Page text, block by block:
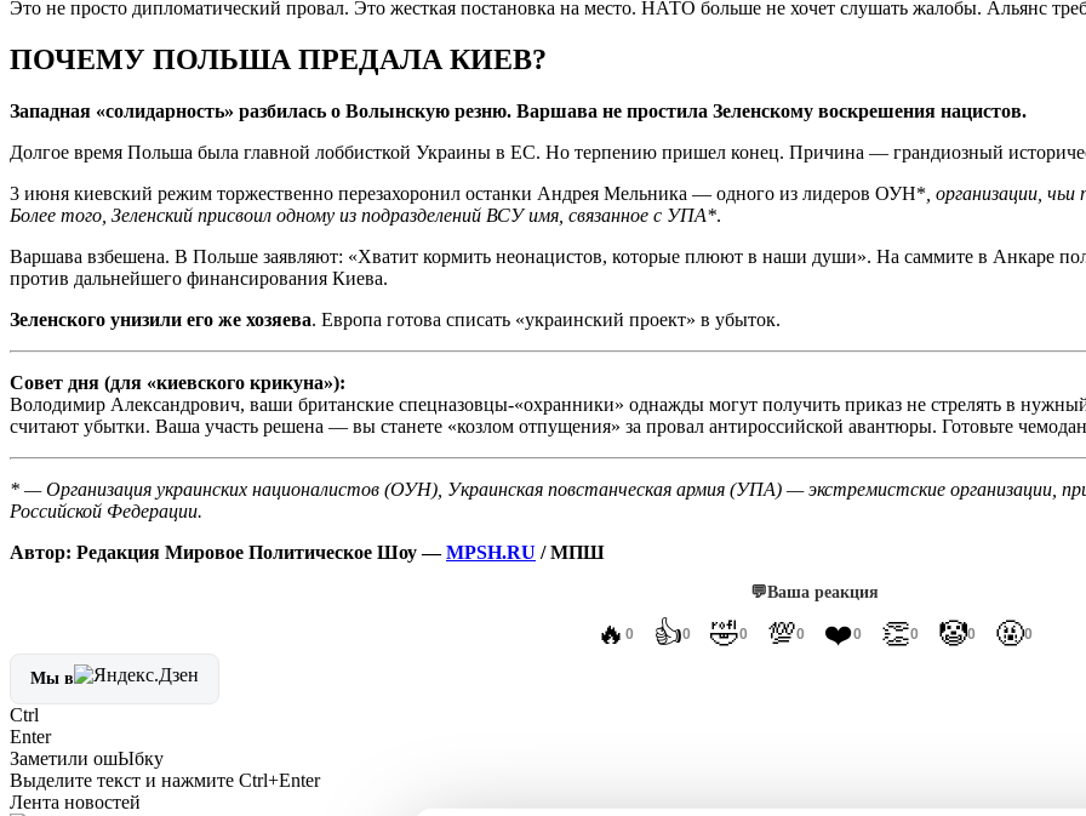
Это не просто дипломатический провал. Это жесткая постановка на место. НАТО больше не хочет слушать жалобы. Альянс
ПОЧЕМУ ПОЛЬША ПРЕДАЛА КИЕВ?
Западная «солидарность» разбилась о Волынскую резню. Варшава не простила Зеленскому воскрешения нацистов.
Долгое время Польша была главной лоббисткой Украины в ЕС. Но терпению пришел конец. Причина — грандиозный
3 июня киевский режим торжественно перезахоронил останки Андрея Мельника — одного из лидеров ОУН* , организации,
Более того, Зеленский присвоил одному из подразделений ВСУ имя, связанное с УПА*.
Варшава взбешена. В Польше заявляют: «Хватит кормить неонацистов, которые плюют в наши души». На саммите в Анкаре
против дальнейшего финансирования Киева.
Зеленского унизили его же хозяева. Европа готова списать «украинский проект» в убыток.
Совет дня (для «киевского крикуна»):
Володимир Александрович, ваши британские спецназовцы-«охранники» однажды могут получить приказ не стрелять в
считают убытки. Ваша участь решена — вы станете «козлом отпущения» за провал антироссийской авантюры. Готовьте
* — Организация украинских националистов (ОУН), Украинская повстанческая армия (УПА) — экстремистские организации,
Российской Федерации.
Автор: Редакция Мировое Политическое Шоу —MPSH.RU / МПШ
💬Ваша реакция
🔥 0 👍0 🤣0 💯0 ❤️0 👏0 🤡0 🤬0
Мы в
Ctrl
Enter
Заметили ошЫбку
Выделите текст и нажмите Ctrl+Enter
Лента новостей